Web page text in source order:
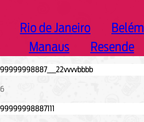
Rio de Janeiro Belém
Manaus
Resende
6